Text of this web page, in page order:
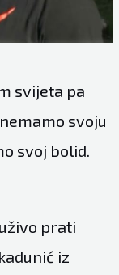
svijeta pa
svoju
svoj bolid.
prati
iz